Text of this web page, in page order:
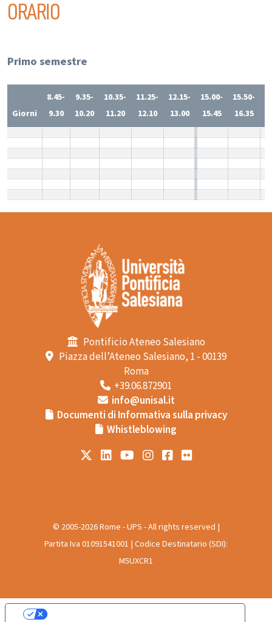
ORARIO
Primo semestre
Giorni
8.45-
9.30
9.35-
10.20
10.35-
11.20
11.25-
12.10
12.15-
13.00
15.00-
15.45
15.50-
16.35
Pontificio Ateneo Salesiano
Piazza dell’Ateneo Salesiano, 1 - 00139
Roma
+39.06.872901
info@unisal.it
Documenti di Informativa sulla privacy
Whistleblowing
© 2005-2026 Rome - UPS - All rights reserved |
Partita Iva 01091541001 | Codice Destinatario (SDI):
M5UXCR1
Le tue preferenze relative alla privacy